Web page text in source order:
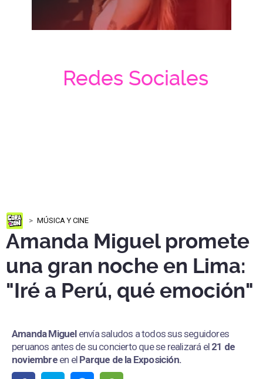
Redes Sociales
MÚSICA Y CINE
Amanda Miguel promete
una gran noche en Lima:
"Iré a Perú, qué emoción"
Amanda Miguel envía saludos a todos sus seguidores
peruanos antes de su concierto que se realizará el 21 de
noviembre en el Parque de la Exposición.